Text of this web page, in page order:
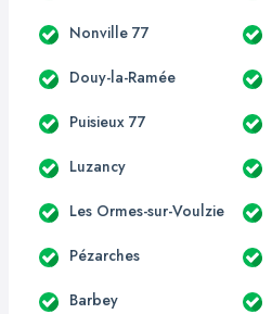
Nonville 77
Douy-la-Ramée
Puisieux 77
Luzancy
Les Ormes-sur-Voulzie
Pézarches
Barbey